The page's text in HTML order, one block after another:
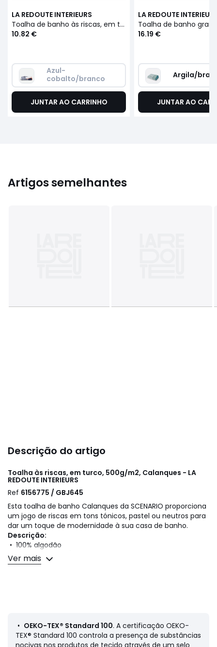
LA REDOUTE INTERIEURS
Toalha de banho às riscas, em turco 500 g/m2, Calanques
10.82 €
Azul-
cobalto/branco
JUNTAR AO CARRINHO
LA REDOUTE
16.19 €
Argila/
JUNTAR AO
Artigos semelhantes
Descrição do artigo
Toalha às riscas, em turco, 500g/m2, Calanques - LA
REDOUTE INTERIEURS
Ref 6156775 / GBJ645
Esta toalha de banho Calanques da SCENARIO proporciona
um jogo de riscas em tons tónicos, pastel ou neutros para
dar um toque de modernidade à sua casa de banho.
Descrição:
• 100% algodão
• Em turco 500 g/m2
Dimensões:
• 50 x 100 cm
Ver mais
• OEKO-TEX® Standard 100. A certificação OEKO-
TEX® Standard 100 controla a presença de substâncias
nocivas nos produtos de tecido através de um selo